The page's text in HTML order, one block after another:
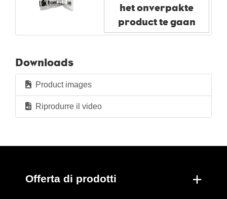
Per scatola
het onverpakte
product te gaan
Downloads
Product images
Riprodurre il video
Offerta di prodotti